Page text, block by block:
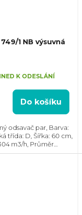
1 NB výsuvná
K ODESLÁNÍ
Do košíku
odsavač par, Barva:
třída: D, Šířka: 60 cm,
m3/h, Průměr
odtahu: Horní,
i odtahu ven